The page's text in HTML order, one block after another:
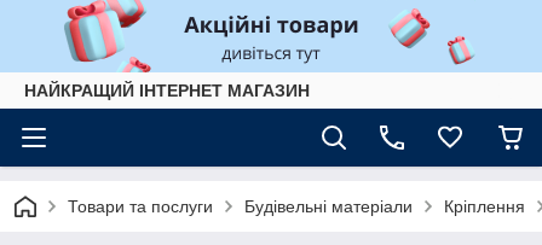
НАЙКРАЩИЙ ІНТЕРНЕТ МАГАЗИН
Товари та послуги Будівельні матеріали Кріплення